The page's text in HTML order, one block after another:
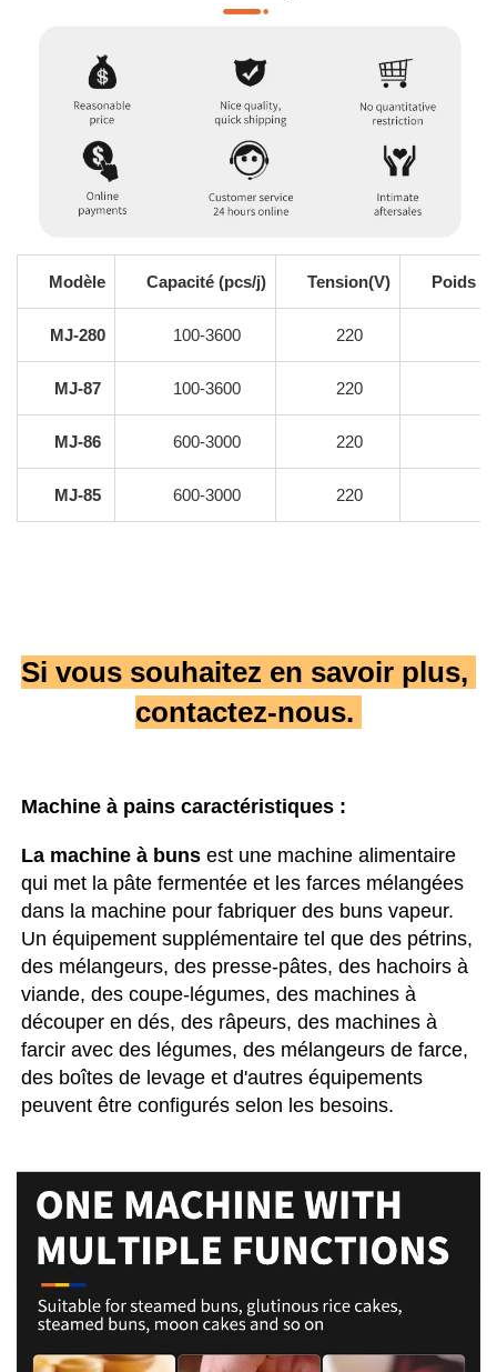
Modèle Capacité (pcs/j) Tension(V) Poids
MJ-280 100-3600 220
MJ-87 100-3600 220
MJ-86 600-3000 220
MJ-85 600-3000 220
Si vous souhaitez en savoir plus,
contactez-nous.
Machine à pains caractéristiques :
La machine à buns est une machine alimentaire
qui met la pâte fermentée et les farces mélangées
dans la machine pour fabriquer des buns vapeur.
Un équipement supplémentaire tel que des pétrins,
des mélangeurs, des presse-pâtes, des hachoirs à
viande, des coupe-légumes, des machines à
découper en dés, des râpeurs, des machines à
farcir avec des légumes, des mélangeurs de farce,
des boîtes de levage et d'autres équipements
peuvent être configurés selon les besoins.